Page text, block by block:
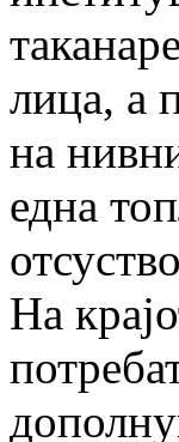
лица, а
на
една
На